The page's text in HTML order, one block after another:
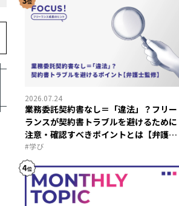
2026.07.24
業務委託契約書なし＝「違法」？フリー
ランスが契約書トラブルを避けるために
注意・確認すべきポイントとは【弁護士
監修】
#学び